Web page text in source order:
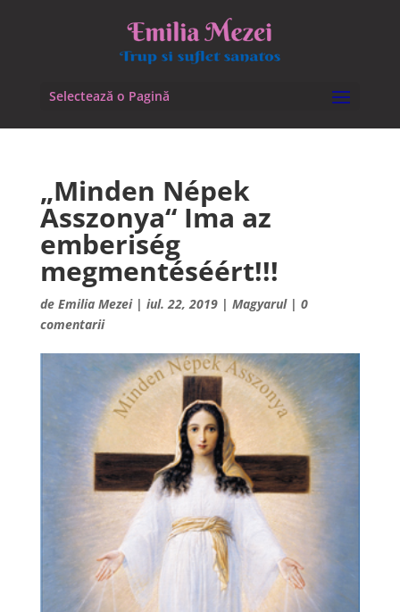
Selectează o Pagină
„Minden Népek
Asszonya“ Ima az
emberiség
megmentéséért!!!
de Emilia Mezei| iul. 22, 2019| Magyarul| 0
comentarii